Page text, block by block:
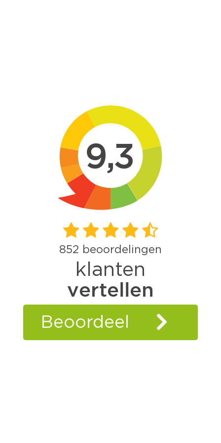
9,3
852 beoordelingen
klanten
vertellen
Beoordeel